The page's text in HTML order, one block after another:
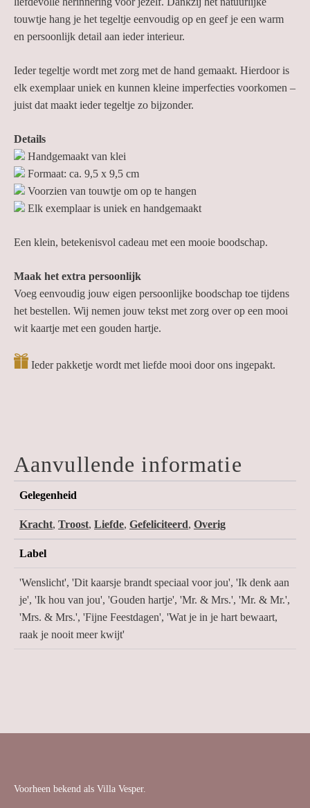
touwtje hang je het tegeltje eenvoudig op en geef je een warm
en persoonlijk detail aan ieder interieur.
Ieder tegeltje wordt met zorg met de hand gemaakt. Hierdoor is
elk exemplaar uniek en kunnen kleine imperfecties voorkomen –
juist dat maakt ieder tegeltje zo bijzonder.
Details
Handgemaakt van klei
Formaat: ca. 9,5 x 9,5 cm
Voorzien van touwtje om op te hangen
Elk exemplaar is uniek en handgemaakt
Een klein, betekenisvol cadeau met een mooie boodschap.
Maak het extra persoonlijk
Voeg eenvoudig jouw eigen persoonlijke boodschap toe tijdens
het bestellen. Wij nemen jouw tekst met zorg over op een mooi
wit kaartje met een gouden hartje.
Ieder pakketje wordt met liefde mooi door ons ingepakt.
Aanvullende informatie
Gelegenheid
Kracht, Troost, Liefde, Gefeliciteerd, Overig
Label
'Wenslicht', 'Dit kaarsje brandt speciaal voor jou', 'Ik denk aan
je', 'Ik hou van jou', 'Gouden hartje', 'Mr. & Mrs.', 'Mr. & Mr.',
'Mrs. & Mrs.', 'Fijne Feestdagen', 'Wat je in je hart bewaart,
raak je nooit meer kwijt'
Voorheen bekend als Villa Vesper.